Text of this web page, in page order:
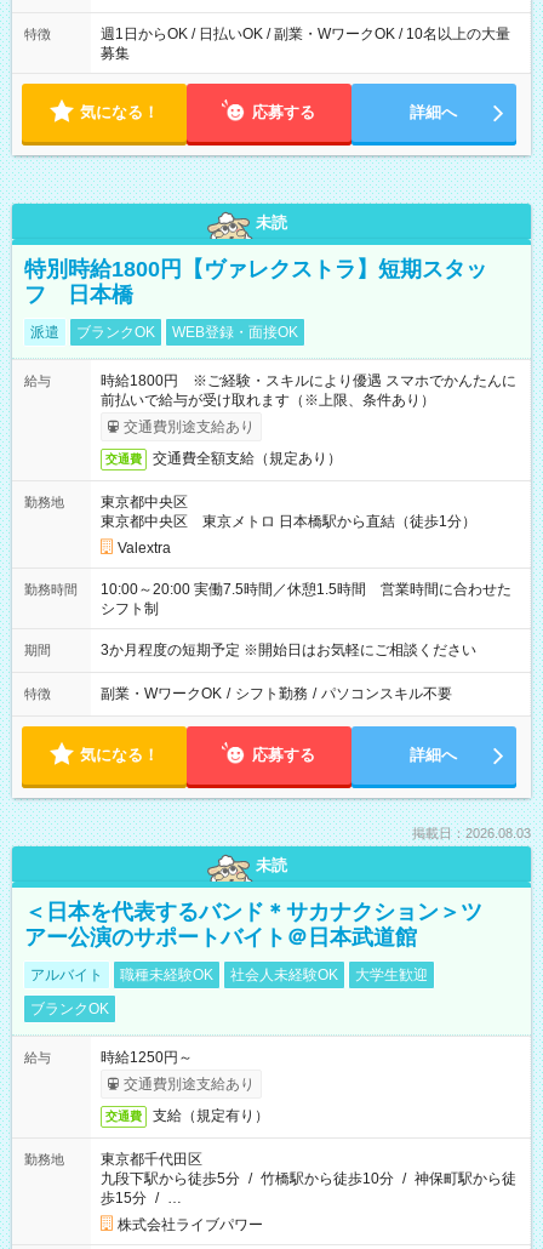
特徴
週1日からOK / 日払いOK / 副業・WワークOK / 10名以上の大量
募集
気になる！ 応募する 詳細へ
未読
特別時給1800円【ヴァレクストラ】短期スタッ
フ 日本橋
派遣 ブランクOK WEB登録・面接OK
給与
時給1800円 ※ご経験・スキルにより優遇 スマホでかんたんに
前払いで給与が受け取れます（※上限、条件あり）
交通費別途支給あり
交通費 交通費全額支給（規定あり）
勤務地
東京都中央区
東京都中央区 東京メトロ 日本橋駅から直結（徒歩1分）
Valextra
勤務時間
10:00～20:00 実働7.5時間／休憩1.5時間 営業時間に合わせた
シフト制
期間 3か月程度の短期予定 ※開始日はお気軽にご相談ください
特徴 副業・WワークOK / シフト勤務 / パソコンスキル不要
気になる！ 応募する 詳細へ
掲載日：2026.08.03
未読
＜日本を代表するバンド＊サカナクション＞ツ
アー公演のサポートバイト＠日本武道館
アルバイト 職種未経験OK 社会人未経験OK
大学生歓迎
ブランクOK
給与
時給1250円～
交通費別途支給あり
交通費 支給（規定有り）
勤務地
東京都千代田区
九段下駅から徒歩5分 / 竹橋駅から徒歩10分 / 神保町駅から徒
歩15分 / …
株式会社ライブパワー